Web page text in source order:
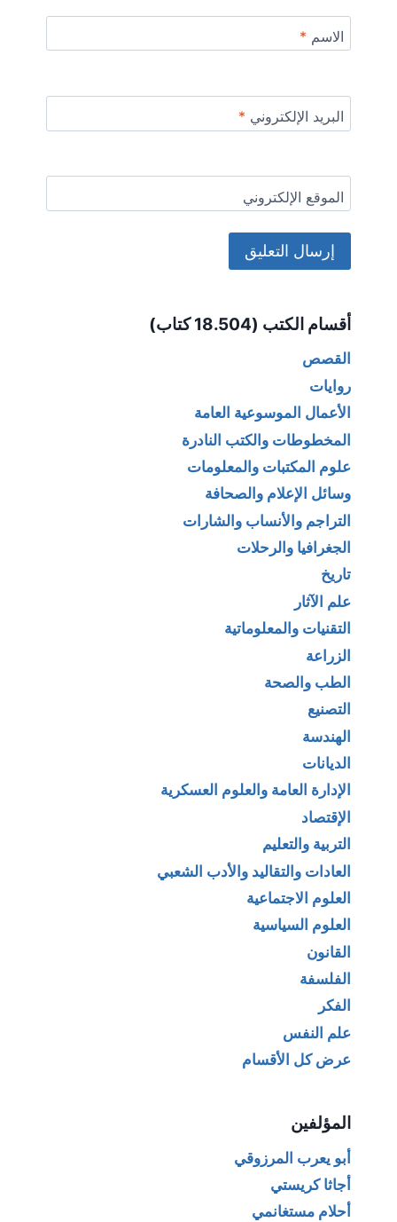
الاسم *
البريد الإلكتروني *
الموقع الإلكتروني
أقسام الكتب (18.504 كتاب)
القصص
روايات
الأعمال الموسوعية العامة
المخطوطات والكتب النادرة
علوم المكتبات والمعلومات
وسائل الإعلام والصحافة
التراجم والأنساب والشارات
الجغرافيا والرحلات
تاريخ
علم الآثار
التقنيات والمعلوماتية
الزراعة
الطب والصحة
التصنيع
الهندسة
الديانات
الإدارة العامة والعلوم العسكرية
الإقتصاد
التربية والتعليم
العادات والتقاليد والأدب الشعبي
العلوم الاجتماعية
العلوم السياسية
القانون
الفلسفة
الفكر
علم النفس
عرض كل الأقسام
المؤلفين
أبو يعرب المرزوقي
أجاثا كريستي
أحلام مستغانمي